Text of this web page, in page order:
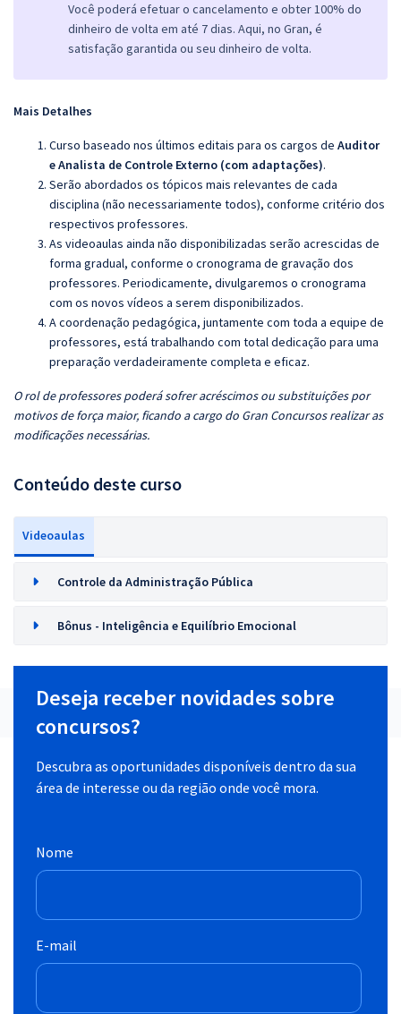
Você poderá efetuar o cancelamento e obter 100% do
dinheiro de volta em até 7 dias. Aqui, no Gran, é
satisfação garantida ou seu dinheiro de volta.
Mais Detalhes
Curso baseado nos últimos editais para os cargos de Auditor
e Analista de Controle Externo (com adaptações).
Serão abordados os tópicos mais relevantes de cada
disciplina (não necessariamente todos), conforme critério dos
respectivos professores.
As videoaulas ainda não disponibilizadas serão acrescidas de
forma gradual, conforme o cronograma de gravação dos
professores. Periodicamente, divulgaremos o cronograma
com os novos vídeos a serem disponibilizados.
A coordenação pedagógica, juntamente com toda a equipe de
professores, está trabalhando com total dedicação para uma
preparação verdadeiramente completa e eficaz.
O rol de professores poderá sofrer acréscimos ou substituições por
motivos de força maior, ficando a cargo do Gran Concursos realizar as
modificações necessárias.
Conteúdo deste curso
Videoaulas
Controle da Administração Pública
Bônus - Inteligência e Equilíbrio Emocional
Deseja receber novidades sobre
concursos?
Descubra as oportunidades disponíveis dentro da sua
área de interesse ou da região onde você mora.
Nome
E-mail